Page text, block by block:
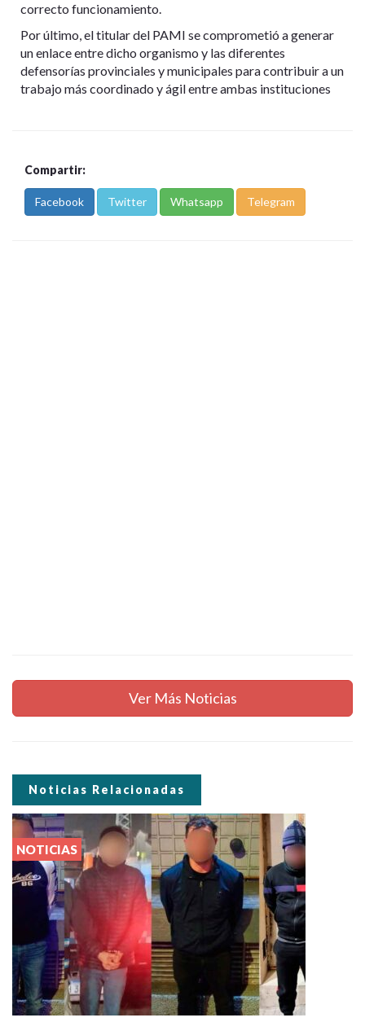
correcto funcionamiento.
Por último, el titular del PAMI se comprometió a generar
un enlace entre dicho organismo y las diferentes
defensorías provinciales y municipales para contribuir a un
trabajo más coordinado y ágil entre ambas instituciones
Compartir:
Facebook Twitter Whatsapp Telegram
Ver Más Noticias
Noticias Relacionadas
NOTICIAS